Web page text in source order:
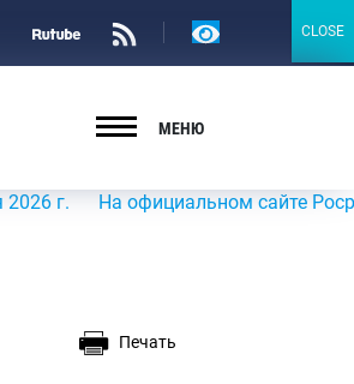
Версия
МЕНЮ
На официальном сайте
Печать
CLOSE
CLOSE